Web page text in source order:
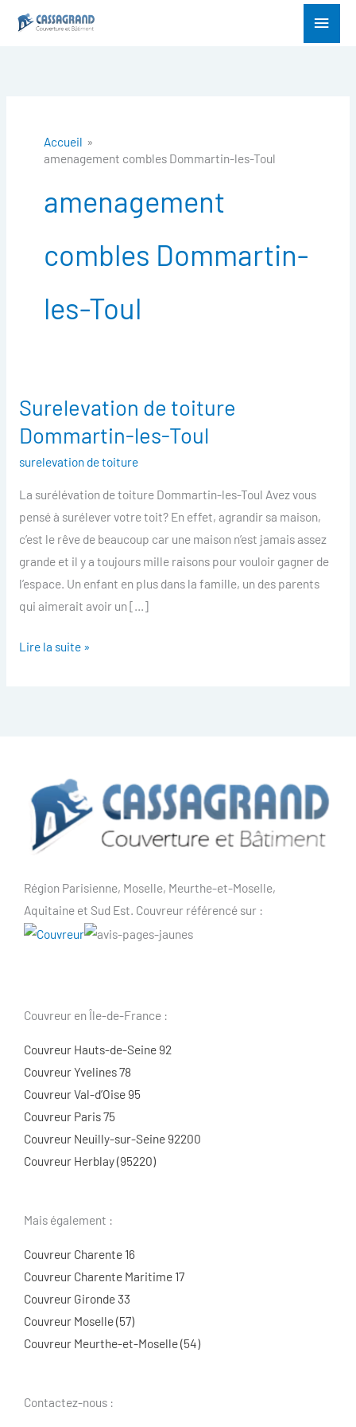
Menu
Accueil
amenagement combles Dommartin-les-Toul
amenagement
combles Dommartin-
les-Toul
Surelevation de toiture
Dommartin-les-Toul
surelevation de toiture
La surélévation de toiture Dommartin-les-Toul Avez vous
pensé à surélever votre toit? En effet, agrandir sa maison,
c’est le rêve de beaucoup car une maison n’est jamais assez
grande et il y a toujours mille raisons pour vouloir gagner de
l’espace. Un enfant en plus dans la famille, un des parents
qui aimerait avoir un […]
Surelevation
de
toiture
Dommartin-
les-
Toul
Lire la suite »
Région Parisienne, Moselle, Meurthe-et-Moselle,
Aquitaine et Sud Est. Couvreur référencé sur :
Couvreur en Île-de-France :
Couvreur Hauts-de-Seine 92
Couvreur Yvelines 78
Couvreur Val-d’Oise 95
Couvreur Paris 75
Couvreur Neuilly-sur-Seine 92200
Couvreur Herblay (95220)
Mais également :
Couvreur Charente 16
Couvreur Charente Maritime 17
Couvreur Gironde 33
Couvreur Moselle (57)
Couvreur Meurthe-et-Moselle (54)
Contactez-nous :